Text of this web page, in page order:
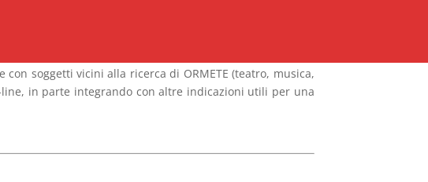
soggetti vicini alla ricerca di ORMETE (teatro, musica,
in parte integrando con altre indicazioni utili per una